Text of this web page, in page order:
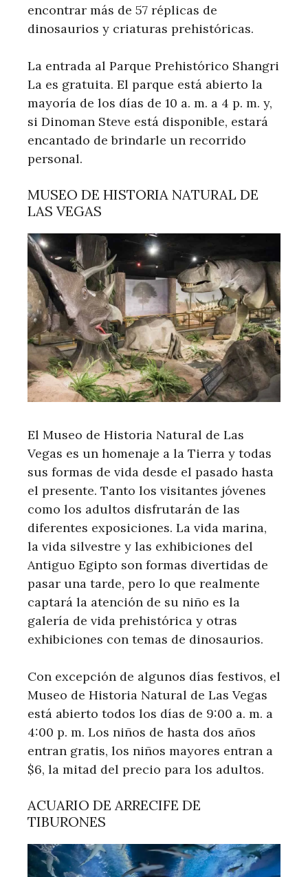
encontrar más de 57 réplicas de
dinosaurios y criaturas prehistóricas.
La entrada al Parque Prehistórico Shangri
La es gratuita. El parque está abierto la
mayoría de los días de 10 a. m. a 4 p. m. y,
si Dinoman Steve está disponible, estará
encantado de brindarle un recorrido
personal.
MUSEO DE HISTORIA NATURAL DE
LAS VEGAS
El Museo de Historia Natural de Las
Vegas es un homenaje a la Tierra y todas
sus formas de vida desde el pasado hasta
el presente. Tanto los visitantes jóvenes
como los adultos disfrutarán de las
diferentes exposiciones. La vida marina,
la vida silvestre y las exhibiciones del
Antiguo Egipto son formas divertidas de
pasar una tarde, pero lo que realmente
captará la atención de su niño es la
galería de vida prehistórica y otras
exhibiciones con temas de dinosaurios.
Con excepción de algunos días festivos, el
Museo de Historia Natural de Las Vegas
está abierto todos los días de 9:00 a. m. a
4:00 p. m. Los niños de hasta dos años
entran gratis, los niños mayores entran a
$6, la mitad del precio para los adultos.
ACUARIO DE ARRECIFE DE
TIBURONES